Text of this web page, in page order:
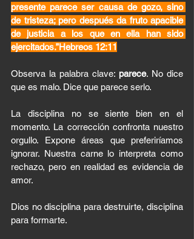
presente parece ser causa de gozo, sino
de tristeza; pero después da fruto apacible
de justicia a los que en ella han sido
ejercitados.”Hebreos 12:11
Observa la palabra clave: parece. No dice
que es malo. Dice que parece serlo.
La disciplina no se siente bien en el
momento. La corrección confronta nuestro
orgullo. Expone áreas que preferiríamos
ignorar. Nuestra carne lo interpreta como
rechazo, pero en realidad es evidencia de
amor.
Dios no disciplina para destruirte, disciplina
para formarte.